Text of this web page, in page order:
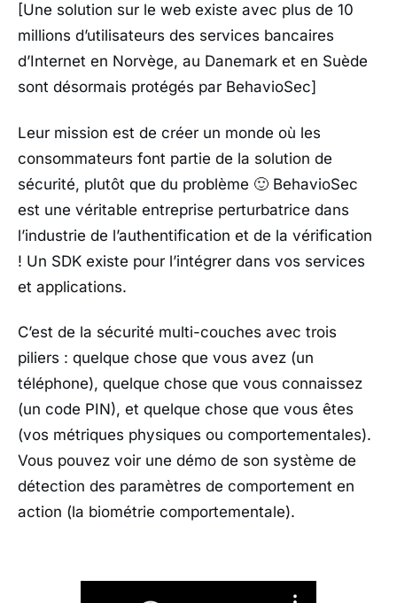
[Une solution sur le web existe avec plus de 10
millions d’utilisateurs des services bancaires
d’Internet en Norvège, au Danemark et en Suède
sont désormais protégés par BehavioSec]
Leur mission est de créer un monde où les
consommateurs font partie de la solution de
sécurité, plutôt que du problème 🙂 BehavioSec
est une véritable entreprise perturbatrice dans
l’industrie de l’authentification et de la vérification
! Un SDK existe pour l’intégrer dans vos services
et applications.
C’est de la sécurité multi-couches avec trois
piliers : quelque chose que vous avez (un
téléphone), quelque chose que vous connaissez
(un code PIN), et quelque chose que vous êtes
(vos métriques physiques ou comportementales).
Vous pouvez voir une démo de son système de
détection des paramètres de comportement en
action (la biométrie comportementale).